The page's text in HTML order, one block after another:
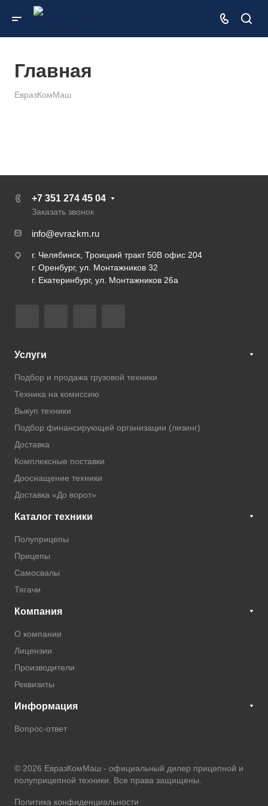
Главная
ЕвразКомМаш
+7 351 274 45 04
Заказать звонок
info@evrazkm.ru
г. Челябинск, Троицкий тракт 50В офис 204
г. Оренбург, ул. Монтажников 32
г. Екатеринбург, ул. Монтажников 26а
Услуги
Подбор и продажа грузовой техники
Техника на комиссию
Выкуп техники
Подбор финансирующей организации (лизинг)
Доставка
Комплексные поставки
Дооснащение техники
Доставка «До ворот»
Каталог техники
Полуприцепы
Прицепы
Самосвалы
Тягачи
Компания
О компании
Лицензии
Производители
Реквизиты
Информация
Вопрос-ответ
© 2026 ЕвразКомМаш - официальный дилер прицепной и
полуприцепной техники . Все права защищены.
Политика конфиденциальности